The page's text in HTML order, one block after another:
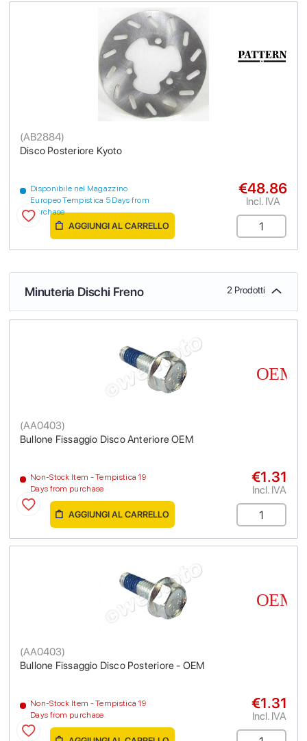
Disco Posteriore Kyoto
(AB2884)
Disponibile nel Magazzino
Europeo Tempistica 5 Days from
purchase
€48.86
Incl. IVA
AGGIUNGI AL CARRELLO
Minuteria Dischi Freno 2 Prodotti
Bullone Fissaggio Disco Anteriore OEM
(AA0403)
Non-Stock Item - Tempistica 19
Days from purchase
€1.31
Incl. IVA
AGGIUNGI AL CARRELLO
Bullone Fissaggio Disco Posteriore - OEM
(AA0403)
Non-Stock Item - Tempistica 19
Days from purchase
€1.31
Incl. IVA